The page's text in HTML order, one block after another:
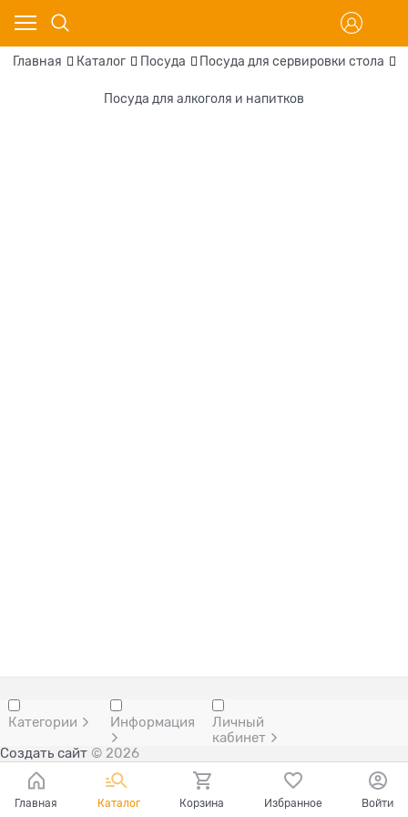
Главная Каталог Посуда Посуда для сервировки стола
Посуда для алкоголя и напитков
Категории Информация
Личный
кабинет
Создать сайт © 2026
Главная Каталог Корзина Избранное Войти